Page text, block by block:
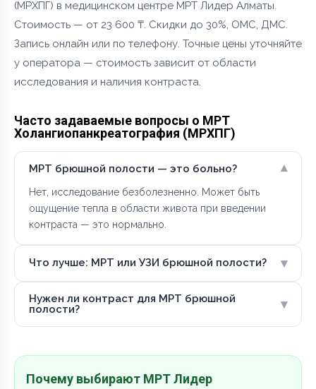
(МРХПГ) в медицинском центре МРТ Лидер Алматы.
Стоимость — от 23 600 ₸. Скидки до 30%, ОМС, ДМС.
Запись онлайн или по телефону. Точные цены уточняйте
у оператора — стоимость зависит от области
исследования и наличия контраста.
Часто задаваемые вопросы о МРТ
Холангиопанкреатография (МРХПГ)
МРТ брюшной полости — это больно? ▾
Нет, исследование безболезненно. Может быть
ощущение тепла в области живота при введении
контраста — это нормально.
Что лучше: МРТ или УЗИ брюшной полости? ▾
Нужен ли контраст для МРТ брюшной
полости?
▾
Почему выбирают МРТ Лидер